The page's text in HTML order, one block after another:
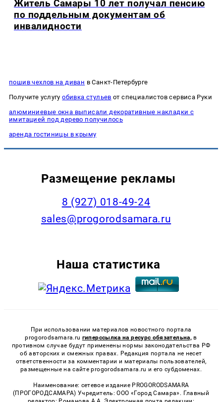
Житель Самары 10 лет получал пенсию
по поддельным документам об
инвалидности
пошив чехлов на диван в Санкт-Петербурге
Получите услугуобивка стульев от специалистов сервиса Руки
алюминиевые окна выписали декоративные накладки с
имитацией под дерево получилось
аренда гостиницы в крыму
Размещение рекламы
8 (927) 018-49-24
sales@progorodsamara.ru
Наша статистика
При использовании материалов новостного портала
progorodsamara.ru гиперссылка на ресурс обязательна, в
противном случае будут применены нормы законодательства РФ
об авторских и смежных правах. Редакция портала не несет
ответственности за комментарии и материалы пользователей,
размещенные на сайте progorodsamara.ru и его субдоменах.
Наименование: сетевое издание PROGORODSAMARA
(ПРОГОРОДСАМАРА) Учредитель: ООО «Город Самара». Главный